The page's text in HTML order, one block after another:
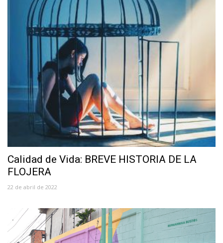
Calidad de Vida: BREVE HISTORIA DE LA
FLOJERA
22 de abril de 2022